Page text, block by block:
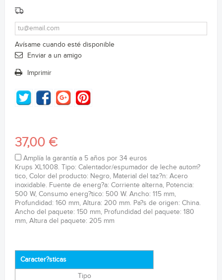
Avísame cuando esté disponible
Enviar a un amigo
Imprimir
37,00 €
Amplía la garantía a 5 años por 34 euros
Krups XL1008. Tipo: Calentador/espumador de leche autom?
tico, Color del producto: Negro, Material del taz?n: Acero
inoxidable. Fuente de energ?a: Corriente alterna, Potencia:
500 W, Consumo energ?tico: 500 W. Ancho: 115 mm,
Profundidad: 160 mm, Altura: 200 mm. Pa?s de origen: China.
Ancho del paquete: 150 mm, Profundidad del paquete: 180
mm, Altura del paquete: 205 mm
Caracter?sticas
Tipo